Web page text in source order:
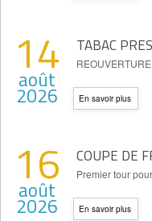
TABAC
14
août
2026 En savoir plus
COUPE DE
Premier tour
16
août
2026 En savoir plus